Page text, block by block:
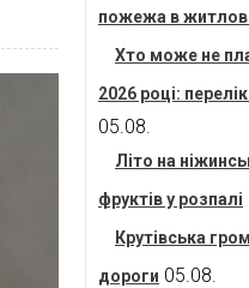
пожежа в
Хто може не
2026 році:
05.08.
Літо на
фруктів у розпалі
Крутівська
дороги 05.08.